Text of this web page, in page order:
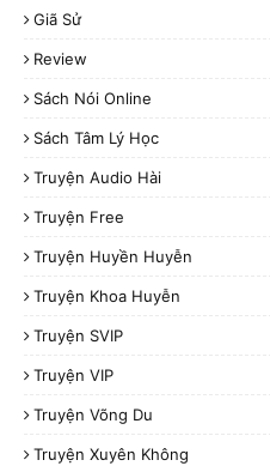
Giã Sử
Review
Sách Nói Online
Sách Tâm Lý Học
Truyện Audio Hài
Truyện Free
Truyện Huyền Huyễn
Truyện Khoa Huyễn
Truyện SVIP
Truyện VIP
Truyện Võng Du
Truyện Xuyên Không